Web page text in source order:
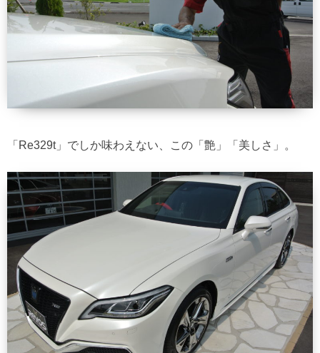
「Re329t」でしか味わえない、この「艶」「美しさ」。